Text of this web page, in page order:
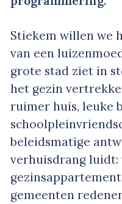
Stiekem willen we
van een
grote stad ziet in
het gezin
ruimer huis, leuke
beleidsmatige
verhuisdrang luidt:
gemeenten